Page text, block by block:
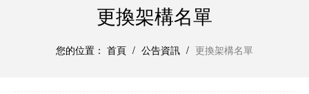
更換架構名單
您的位置： 首頁 / 公告資訊 / 更換架構名單